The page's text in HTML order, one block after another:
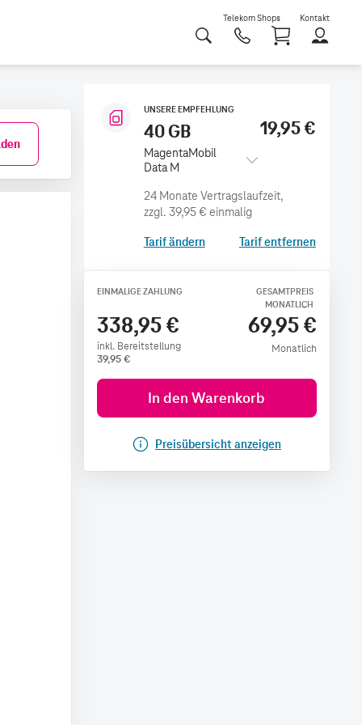
Telekom Shops Kontakt
UNSERE EMPFEHLUNG
40 GB
MagentaMobil
Data M
19,95 €
zzgl. 39,95 € einmalig
Tarif ändern Tarif entfernen
EINMALIGE ZAHLUNG
338,95 €
inkl. Bereitstellung
39,95€
GESAMTPREIS
MONATLICH
69,95 €
Monatlich
In den Warenkorb
Preisübersicht anzeigen